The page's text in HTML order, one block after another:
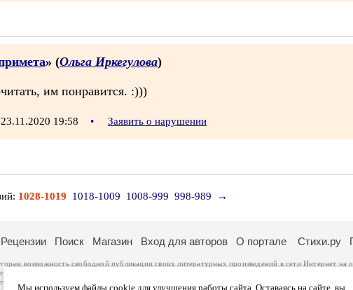
» (Ольга Иркегулова)
им понравится. :)))
19:58 • Заявить о нарушении
1028-1019 1018-1009 1008-999 998-989 →
Мы используем файлы cookie для улучшения работы сайта. Оставаясь на сайте, вы
Рецензии Поиск Магазин Вход для авторов О портале Стихи.ру
возможность свободной публикации своих литературных произведений в сети Интернет на
авторам и охраняются
. Перепечатка произведений возможна только с согласия его
произведений авторы несут самостоятельно на основании